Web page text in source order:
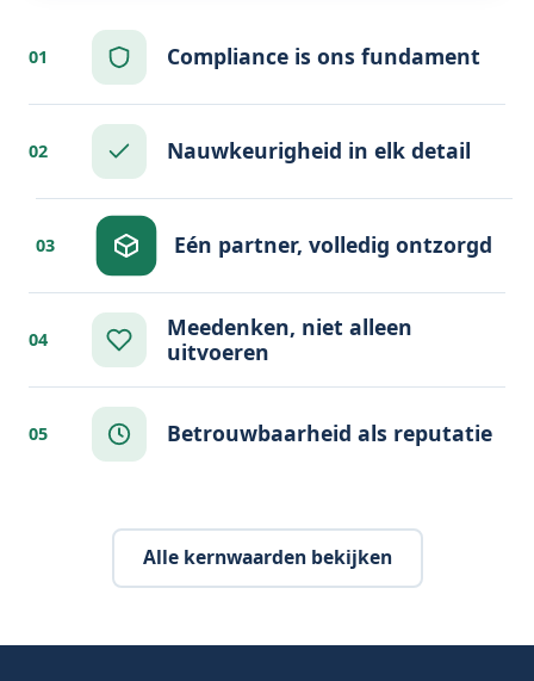
01 Compliance is ons fundament
02 Nauwkeurigheid in elk detail
03 Eén partner, volledig ontzorgd
04
Meedenken, niet alleen
uitvoeren
05 Betrouwbaarheid als reputatie
Alle kernwaarden bekijken